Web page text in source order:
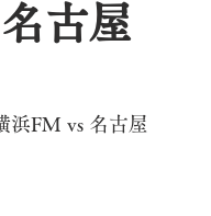
古屋
浜FM vs 名古屋